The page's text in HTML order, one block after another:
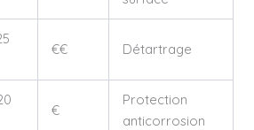
€€ Détartrage
€
Protection
anticorrosion